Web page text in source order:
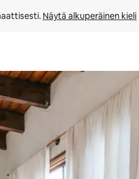
Näytä alkuperäinen kieli